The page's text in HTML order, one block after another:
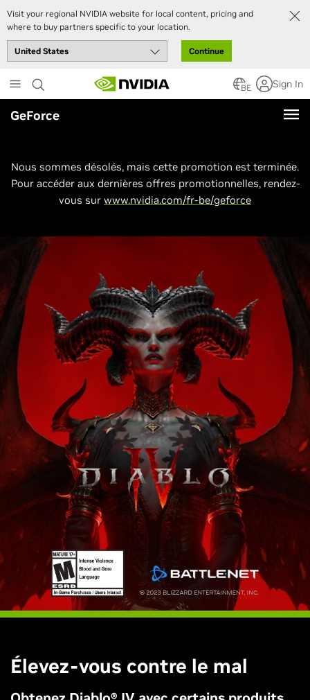
Visit your regional NVIDIA website for local content, pricing and
where to buy partners specific to your location.
Continue
to
main
content
BE Sign In
GeForce
Nous sommes désolés, mais cette promotion est terminée.
Pour accéder aux dernières offres promotionnelles, rendez-
vous sur www.nvidia.com/fr-be/geforce
Élevez-vous contre le mal